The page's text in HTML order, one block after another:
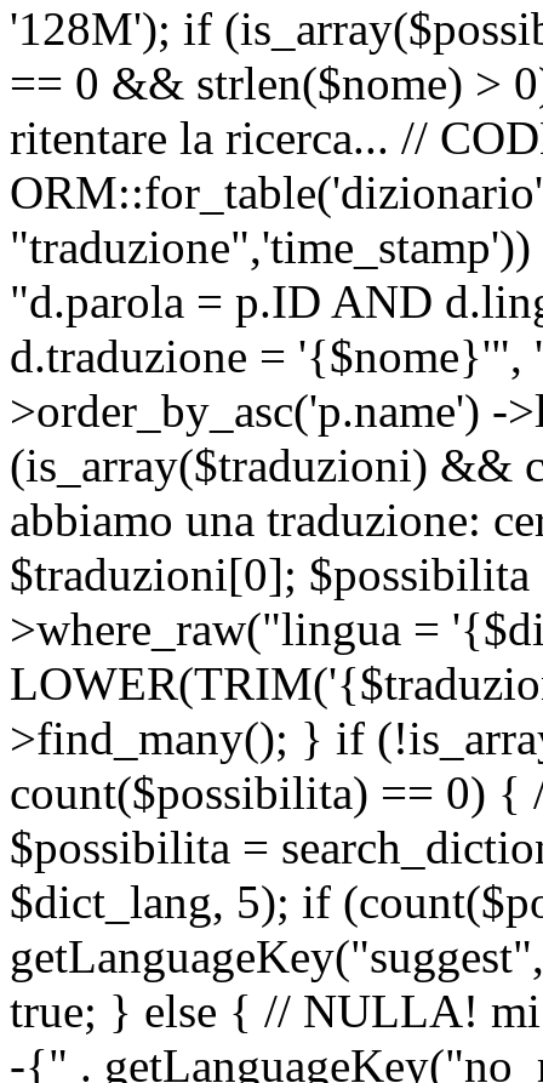
'128M'); if
== 0 && strlen($nome) >
ritentare la ricerca... //
"d.parola = p.ID AND
d.traduzione = '{$nome}'",
>order_by_asc('p.name')
(is_array($traduzioni) &&
abbiamo una traduzione:
$traduzioni[0];
>where_raw("lingua =
>find_many(); } if
count($possibilita) == 0) {
$possibilita =
$dict_lang, 5); if
true; } else { // NULLA! mi
-{" .